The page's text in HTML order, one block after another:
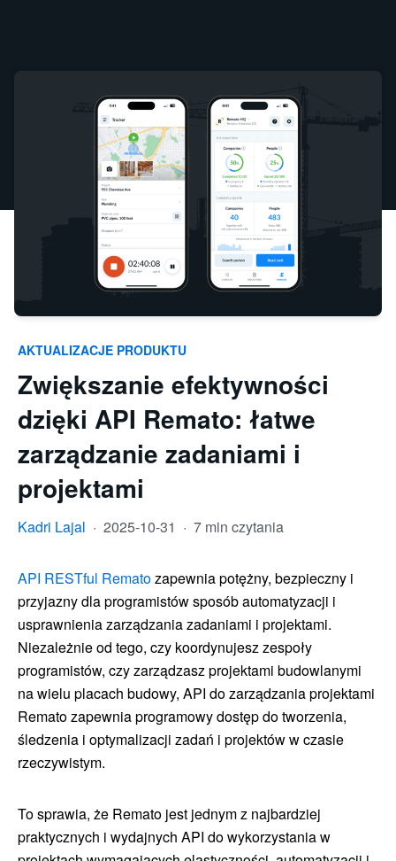
AKTUALIZACJE PRODUKTU
Zwiększanie efektywności
dzięki API Remato: łatwe
zarządzanie zadaniami i
projektami
Kadri Lajal · 2025-10-31 · 7 min czytania
API RESTful Rematozapewnia potężny, bezpieczny i
przyjazny dla programistów sposób automatyzacji i
usprawnienia zarządzania zadaniami i projektami.
Niezależnie od tego, czy koordynujesz zespoły
programistów, czy zarządzasz projektami budowlanymi
na wielu placach budowy, API do zarządzania projektami
Remato zapewnia programowy dostęp do tworzenia,
śledzenia i optymalizacji zadań i projektów w czasie
rzeczywistym.
To sprawia, że Remato jest jednym z najbardziej
praktycznych i wydajnych API do wykorzystania w